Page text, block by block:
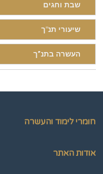
שבת וחגים
שיעורי תנ"ך
העשרה בתנ”ך
חומרי לימוד והעשרה
אודות האתר